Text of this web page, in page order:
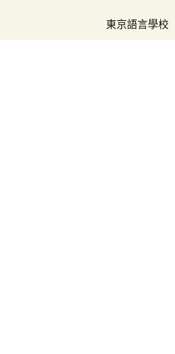
東京語言學校